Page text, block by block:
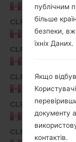
Peru
CLP
Peru
CLP
CLP
Peru
CLP
Peru
CLP
публічним
більше
безпеки,
їхніх Даних.
Якщо
документу
контактів.